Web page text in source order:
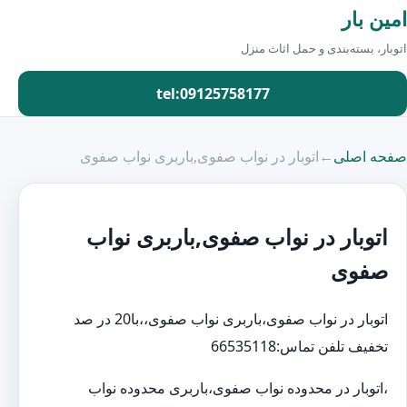
امین بار
اتوبار، بسته‌بندی و حمل اثاث منزل
tel:09125758177
صفحه اصلی←اتوبار در نواب صفوی,باربری نواب صفوی
اتوبار در نواب صفوی,باربری نواب
صفوی
اتوبار در نواب صفوی،باربری نواب صفوی،،با20 در صد
تخفیف تلفن تماس:66535118
،اتوبار در محدوده نواب صفوی،باربری محدوده نواب